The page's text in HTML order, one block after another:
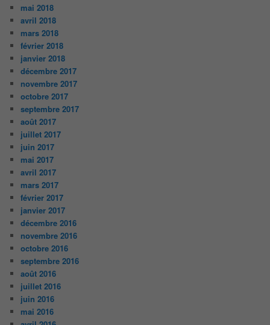
mai 2018
avril 2018
mars 2018
février 2018
janvier 2018
décembre 2017
novembre 2017
octobre 2017
septembre 2017
août 2017
juillet 2017
juin 2017
mai 2017
avril 2017
mars 2017
février 2017
janvier 2017
décembre 2016
novembre 2016
octobre 2016
septembre 2016
août 2016
juillet 2016
juin 2016
mai 2016